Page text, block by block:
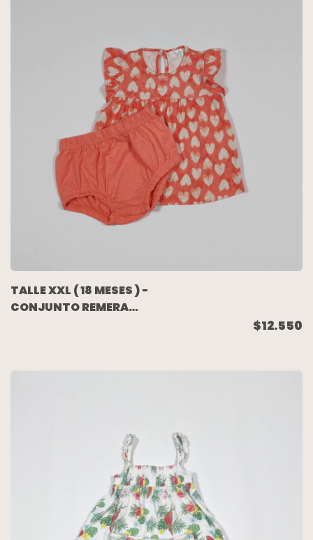
TALLE XXL ( 18 MESES ) -
CONJUNTO REMERA
$12.550